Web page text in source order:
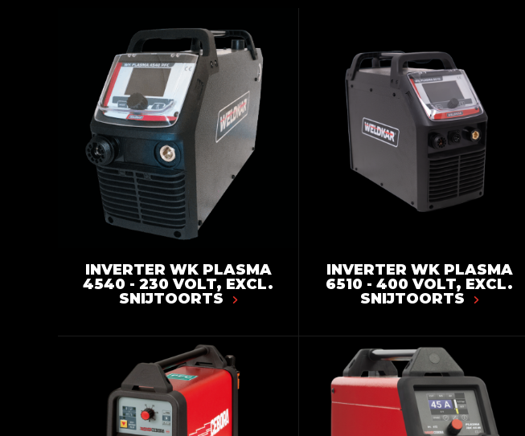
INVERTER WK PLASMA
4540 - 230 VOLT, EXCL.
SNIJTOORTS
INVERTER WK PLASMA
6510 - 400 VOLT, EXCL.
SNIJTOORTS